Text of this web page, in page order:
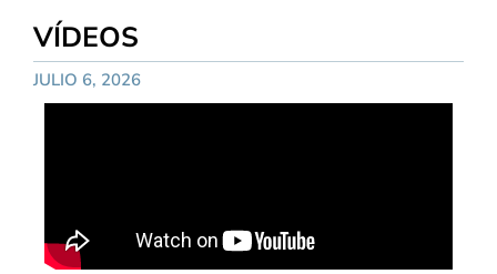
VÍDEOS
JULIO 6, 2026